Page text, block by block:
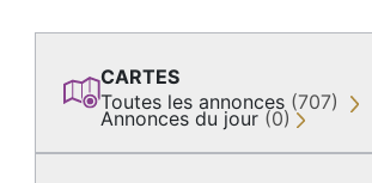
CARTES
Toutes les annonces (707)
Annonces du jour (0)